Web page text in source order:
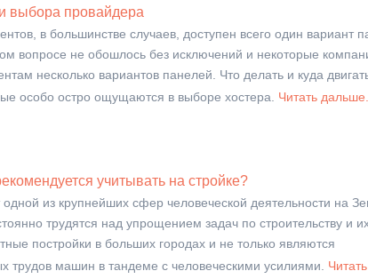
выбора провайдера
в большинстве случаев, доступен всего один вариант
вопросе не обошлось без исключений и некоторые
несколько вариантов панелей. Что делать и куда
особо остро ощущаются в выборе хостера.
Читать дальше...
учитывать на стройке?
одной из крупнейших сфер человеческой деятельности на
трудятся над упрощением задач по строительству и
постройки в больших городах и не только являются
трудов машин в тандеме с человеческими усилиями.
Читать